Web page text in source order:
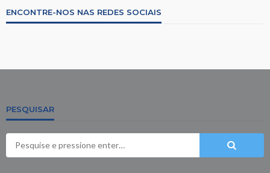
ENCONTRE-NOS NAS REDES SOCIAIS
PESQUISAR